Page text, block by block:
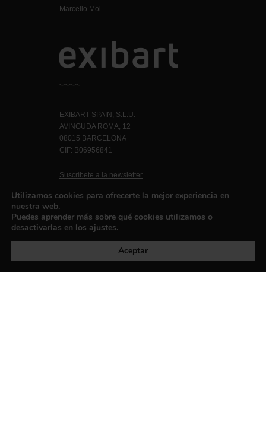
Marcello Moi
EXIBART SPAIN, S.L.U.
AVINGUDA ROMA, 12
08015 BARCELONA
CIF: B06956841
Suscríbete a la newsletter
Política de privacidad
Utilizamos cookies para ofrecerte la mejor experiencia en
nuestra web.
Puedes aprender más sobre qué cookies utilizamos o
desactivarlas en los ajustes.
Aceptar